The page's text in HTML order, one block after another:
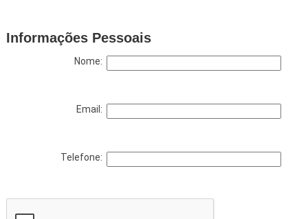
Informações Pessoais
Nome:
Email:
Telefone: